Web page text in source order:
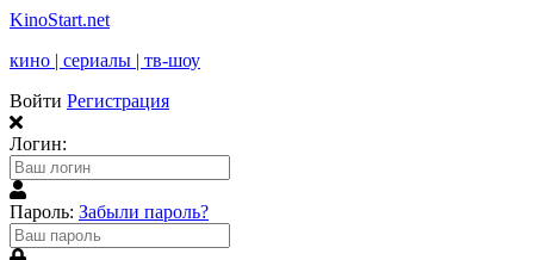
KinoStart.net
кино | сериалы | тв-шоу
Войти Регистрация
Логин:
Пароль: Забыли пароль?